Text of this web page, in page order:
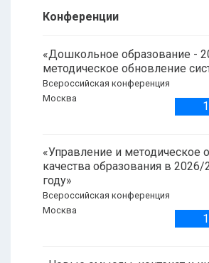
Конференции
«Дошкольное образование -
методическое обновление
Всероссийская конференция
Москва
«Управление и методическое
качества образования в
году»
Всероссийская конференция
Москва